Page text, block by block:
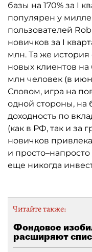
базы на 170% за I
популярен у
пользователей
новичков за I
млн. Та же история
новых клиентов
млн человек (в
Словом, игра на
одной стороны, на
доходность по
(как в РФ, так и за
новичков
и
еще никогда
Читайте также:
Фондовое
расширяют